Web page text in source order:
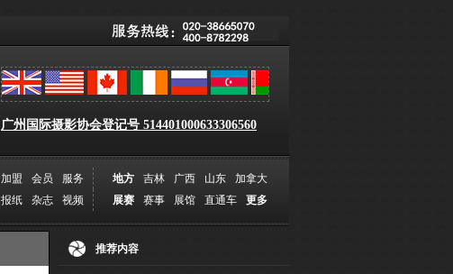
广州国际摄影协会登记号 514401000633306560
加盟 会员 服务 地方 吉林 广西 山东
加拿大
报纸 杂志 视频 展赛 赛事 展馆 直通车 更多
推荐内容